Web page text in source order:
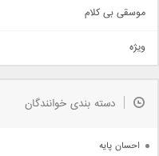
اهنگ بندرعباسی
دمو
مذهبی
جدیدترین ها
موسقی بی کلام
ویژه
دسته بندی خوانندگان
احسان پایه